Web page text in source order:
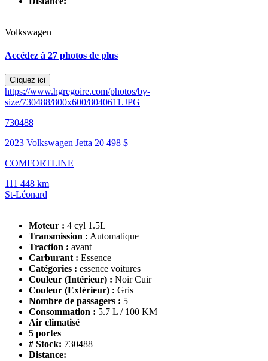
Volkswagen
Accédez à 27 photos de plus
Cliquez ici
https://www.hgregoire.com/photos/by-
size/730488/800x600/8040611.JPG
730488
2023 Volkswagen Jetta 20 498 $
COMFORTLINE
111 448 km
St-Léonard
Moteur : 4 cyl 1.5L
Transmission : Automatique
Traction : avant
Carburant : Essence
Catégories : essence voitures
Couleur (Intérieur) : Noir Cuir
Couleur (Extérieur) : Gris
Nombre de passagers : 5
Consommation : 5.7 L / 100 KM
Air climatisé
5 portes
# Stock: 730488
Distance: